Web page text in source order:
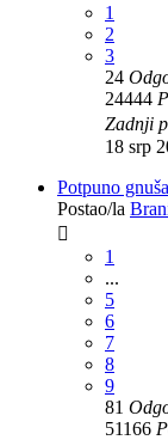
1
2
3
24
24444
Zadnji
18 srp
Potpuno
Postao/la
1
...
5
6
7
8
9
81
51166